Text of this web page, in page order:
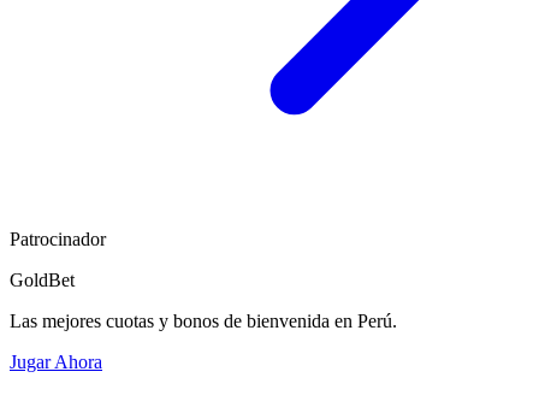
Patrocinador
GoldBet
Las mejores cuotas y bonos de bienvenida en Perú.
Jugar Ahora